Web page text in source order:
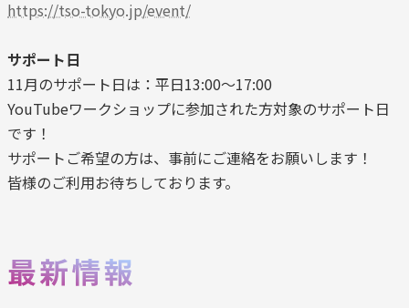
https://tso-tokyo.jp/event/
サポート日
11月のサポート日は：平日13:00～17:00
YouTubeワークショップに参加された方対象のサポート日
です！
サポートご希望の方は、事前にご連絡をお願いします！
皆様のご利用お待ちしております。